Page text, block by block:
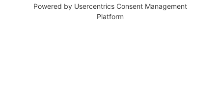
Powered by Usercentrics Consent Management
Platform